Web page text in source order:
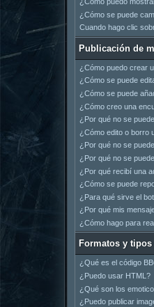
¿Cómo se puede
Cuando hago clic
Publicación de
¿Cómo puedo crear
¿Cómo se puede
¿Cómo se puede
¿Cómo creo una
¿Por qué no se
¿Cómo edito o borro
¿Por qué no se
¿Por qué no se
¿Por qué recibí una
¿Cómo se puede
¿Para qué sirve el
¿Por qué mis
¿Cómo hago para
Formatos y tipos
¿Qué es el código
¿Puedo usar HTML?
¿Qué son los
¿Puedo publicar